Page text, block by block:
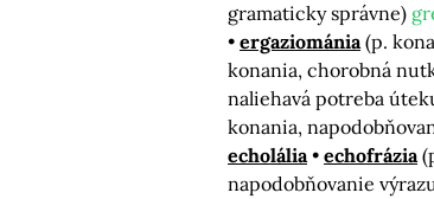
gramaticky správne)
ergaziománia (p.
konania, chorobná
naliehavá potreba
konania,
echolália
echofrázia
napodobňovanie